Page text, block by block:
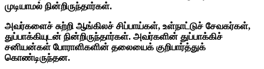
முடியாமல் நின்றிருந்தார்கள்.
அவர்களைச் சுற்றி ஆங்கிலச் சிப்பாய்கள், உள்நாட்டுச் சேவகர்கள்,
துப்பாக்கியுடன் நின்றிருந்தார்கள். அவர்களின் துப்பாக்கிச்
சனியன்கள் போராளிகளின் தலையைக் குறிபார்த்துக்
கொண்டிருந்தன.